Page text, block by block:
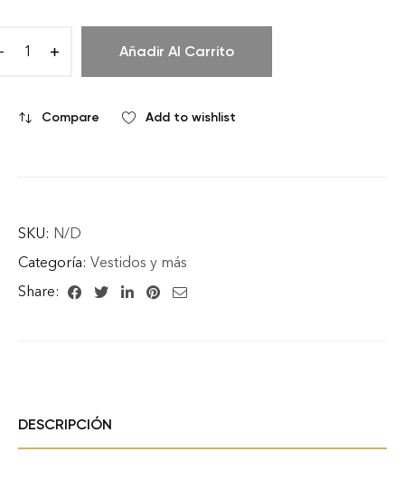
Añadir Al Carrito
Compare Add to wishlist
SKU: N/D
Categoría: Vestidos y más
Share:
DESCRIPCIÓN